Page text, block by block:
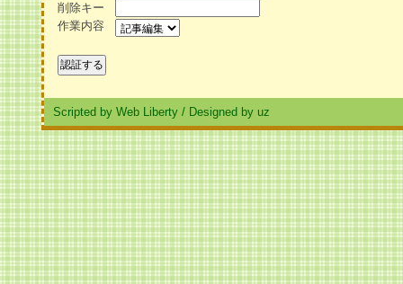
削除キー
作業内容
Scripted by Web Liberty / Designed by uz